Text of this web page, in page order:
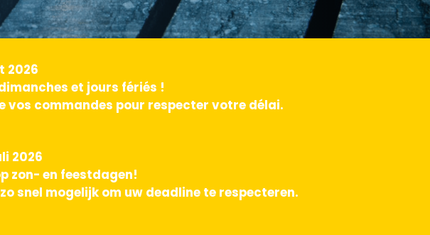
2026
et jours fériés !
vos commandes pour respecter votre délai.
2026
zon- en feestdagen!
snel mogelijk om uw deadline te respecteren.